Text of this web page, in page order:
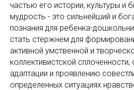
частью его истории, культуры и
мудрость - это сильнейший и
познания для ребенка-
стать стержнем для
активной умственной и
коллективистской сплоченности,
адаптации и проявлению
определенных ситуациях